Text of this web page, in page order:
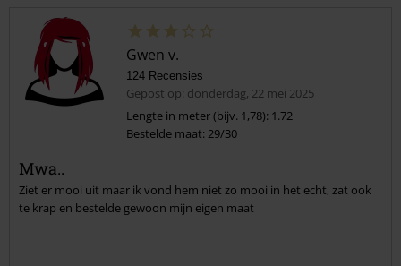
Gwen v.
124 Recensies
Gepost op: donderdag, 22 mei 2025
Lengte in meter (bijv. 1,78): 1.72
Bestelde maat: 29/30
Mwa..
Ziet er mooi uit maar ik vond hem niet zo mooi in het echt, zat ook
te krap en bestelde gewoon mijn eigen maat